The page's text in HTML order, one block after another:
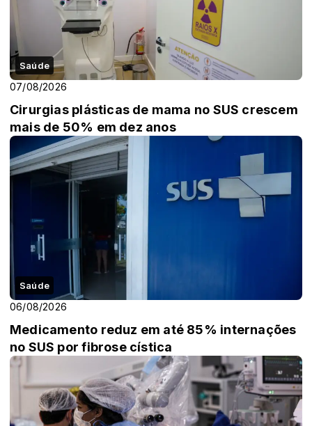
Saúde
07/08/2026
Cirurgias plásticas de mama no SUS crescem
mais de 50% em dez anos
Saúde
06/08/2026
Medicamento reduz em até 85% internações
no SUS por fibrose cística